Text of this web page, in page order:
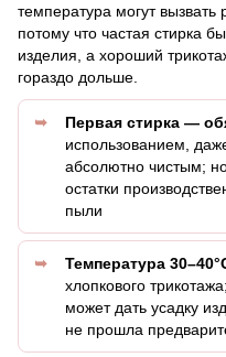
температура могут
потому что частая стирка
изделия, а хороший
гораздо дольше.
Первая стирка —
использованием,
абсолютно чистым;
остатки
пыли
Температура
хлопкового
может дать усадку
не прошла